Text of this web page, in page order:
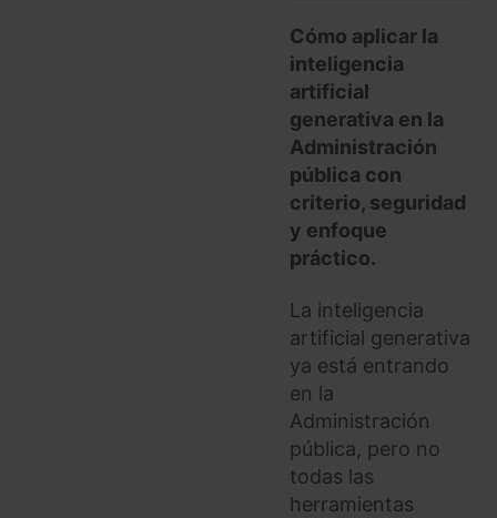
Cómo aplicar la
inteligencia
artificial
generativa en la
Administración
pública con
criterio, seguridad
y enfoque
práctico.
La inteligencia
artificial generativa
ya está entrando
en la
Administración
pública, pero no
todas las
herramientas